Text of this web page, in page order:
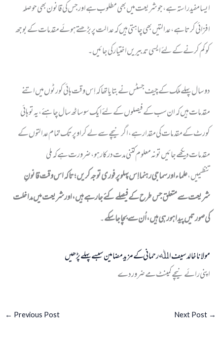
ایسا مفید راستہ ہے، جو شریعت میں بھی مطلوب ہے اور جس کی قانون بھی حوصلہ
افزائی کرتا ہے، عدالتیں بھی چاہتی ہیں کہ عدالت پر بڑھتے ہوئے مقدمات کے بوجھ
کو کم کرنے کے لئے ایسی تدبیریں اختیار کی جائیں ۔
دو سال پہلے ملک کے چیف جسٹس نے بتایا تھا کہ اِس وقت ہائی کورٹوں میں اتنے
مقدمات ہیں کہ ان سب کے فیصلوں کے لئے ایک سو ساٹھ سال چاہئے ، یہ تو ہائی
کورٹ کے مقدمات کی مقدار ہے ، اگر نیچے سے لے کراوپرتک تمام عدالتوں کے
مقدمات دیکھے جائیں تو نہ معلوم کتنی مدت درکار ہو، ضرورت ہے کہ ملی
تنظیمیں،علماء اور سماجی رہنما اِس پہلو پر فوری توجہ کریں؛ تاکہ اس وقت قانونِ
شریعت سے متعلق جس طرح کے فیصلے کئے جارہے ہیں، اورشریعت میں مداخلت
کی صورتیں پیدا ہو رہی ہیں، اُن سے بچا جاسکے۔
مولانا خالد سیف اﷲ رحمانی کے مزید مضامین سبسے پہلے پڑھیں
اپنی رائے نیچے کمینٹ مے ضرور دے
← Previous Post Next Post →